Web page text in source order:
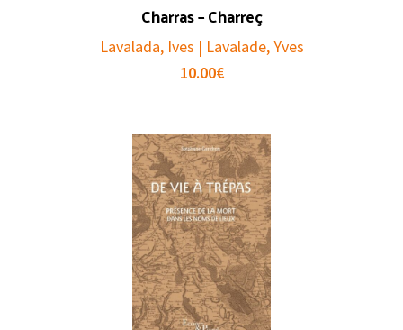
Charras – Charreç
Lavalada, Ives | Lavalade, Yves
10.00€